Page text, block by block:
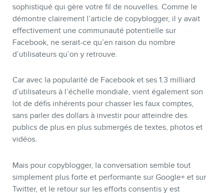
INFOLETTRE
sophistiqué qui gère votre fil de nouvelles. Comme le
démontre clairement l’article de copyblogger, il y avait
effectivement une communauté potentielle sur
Facebook, ne serait-ce qu’en raison du nombre
d’utilisateurs qu’on y retrouve.
Car avec la popularité de Facebook et ses 1.3 milliard
d’utilisateurs à l’échelle mondiale, vient également son
lot de défis inhérents pour chasser les faux comptes,
sans parler des dollars à investir pour atteindre des
publics de plus en plus submergés de textes, photos et
vidéos.
Mais pour copyblogger, la conversation semble tout
simplement plus forte et performante sur Google+ et sur
Twitter, et le retour sur les efforts consentis y est